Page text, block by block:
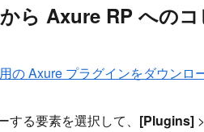
ら Axure RP への
の Axure プラグインをダウンロ
する要素を選択して、 [Plugins]